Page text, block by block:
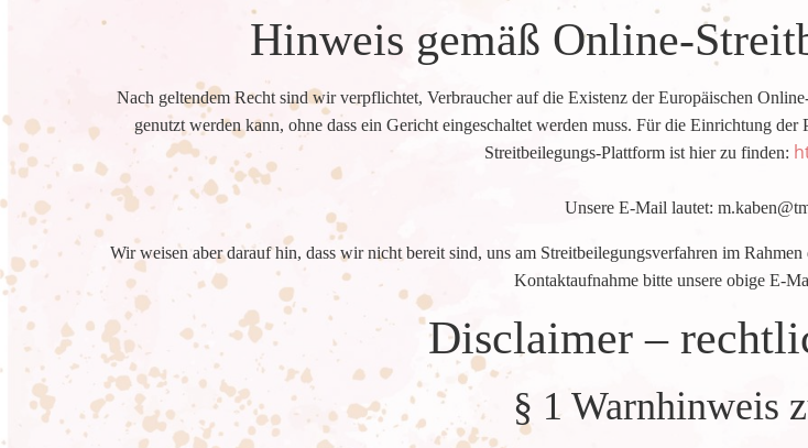
Hinweis gemäß Online-
Nach geltendem Recht sind wir verpflichtet, Verbraucher auf die Existenz der Europäischen
genutzt werden kann, ohne dass ein Gericht eingeschaltet werden muss. Für die Einrichtung
Streitbeilegungs-Plattform ist hier zu finden:
Unsere E-Mail lautet:
Wir weisen aber darauf hin, dass wir nicht bereit sind, uns am Streitbeilegungsverfahren im
Kontaktaufnahme bitte unsere obige E-
Disclaimer –
§ 1 Warnhinweis